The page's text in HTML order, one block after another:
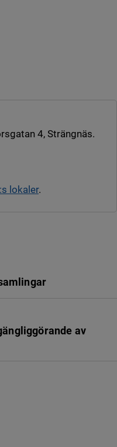
4, Strängnäs.
lokaler.
av